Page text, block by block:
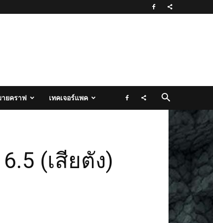
ยคราฟ เทคเจอร์แพค
(เสียตัง)